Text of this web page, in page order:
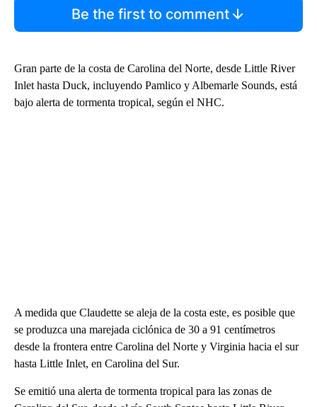
Be the first to comment
Gran parte de la costa de Carolina del Norte, desde Little River
Inlet hasta Duck, incluyendo Pamlico y Albemarle Sounds, está
bajo alerta de tormenta tropical, según el NHC.
A medida que Claudette se aleja de la costa este, es posible que
se produzca una marejada ciclónica de 30 a 91 centímetros
desde la frontera entre Carolina del Norte y Virginia hacia el sur
hasta Little Inlet, en Carolina del Sur.
Se emitió una alerta de tormenta tropical para las zonas de